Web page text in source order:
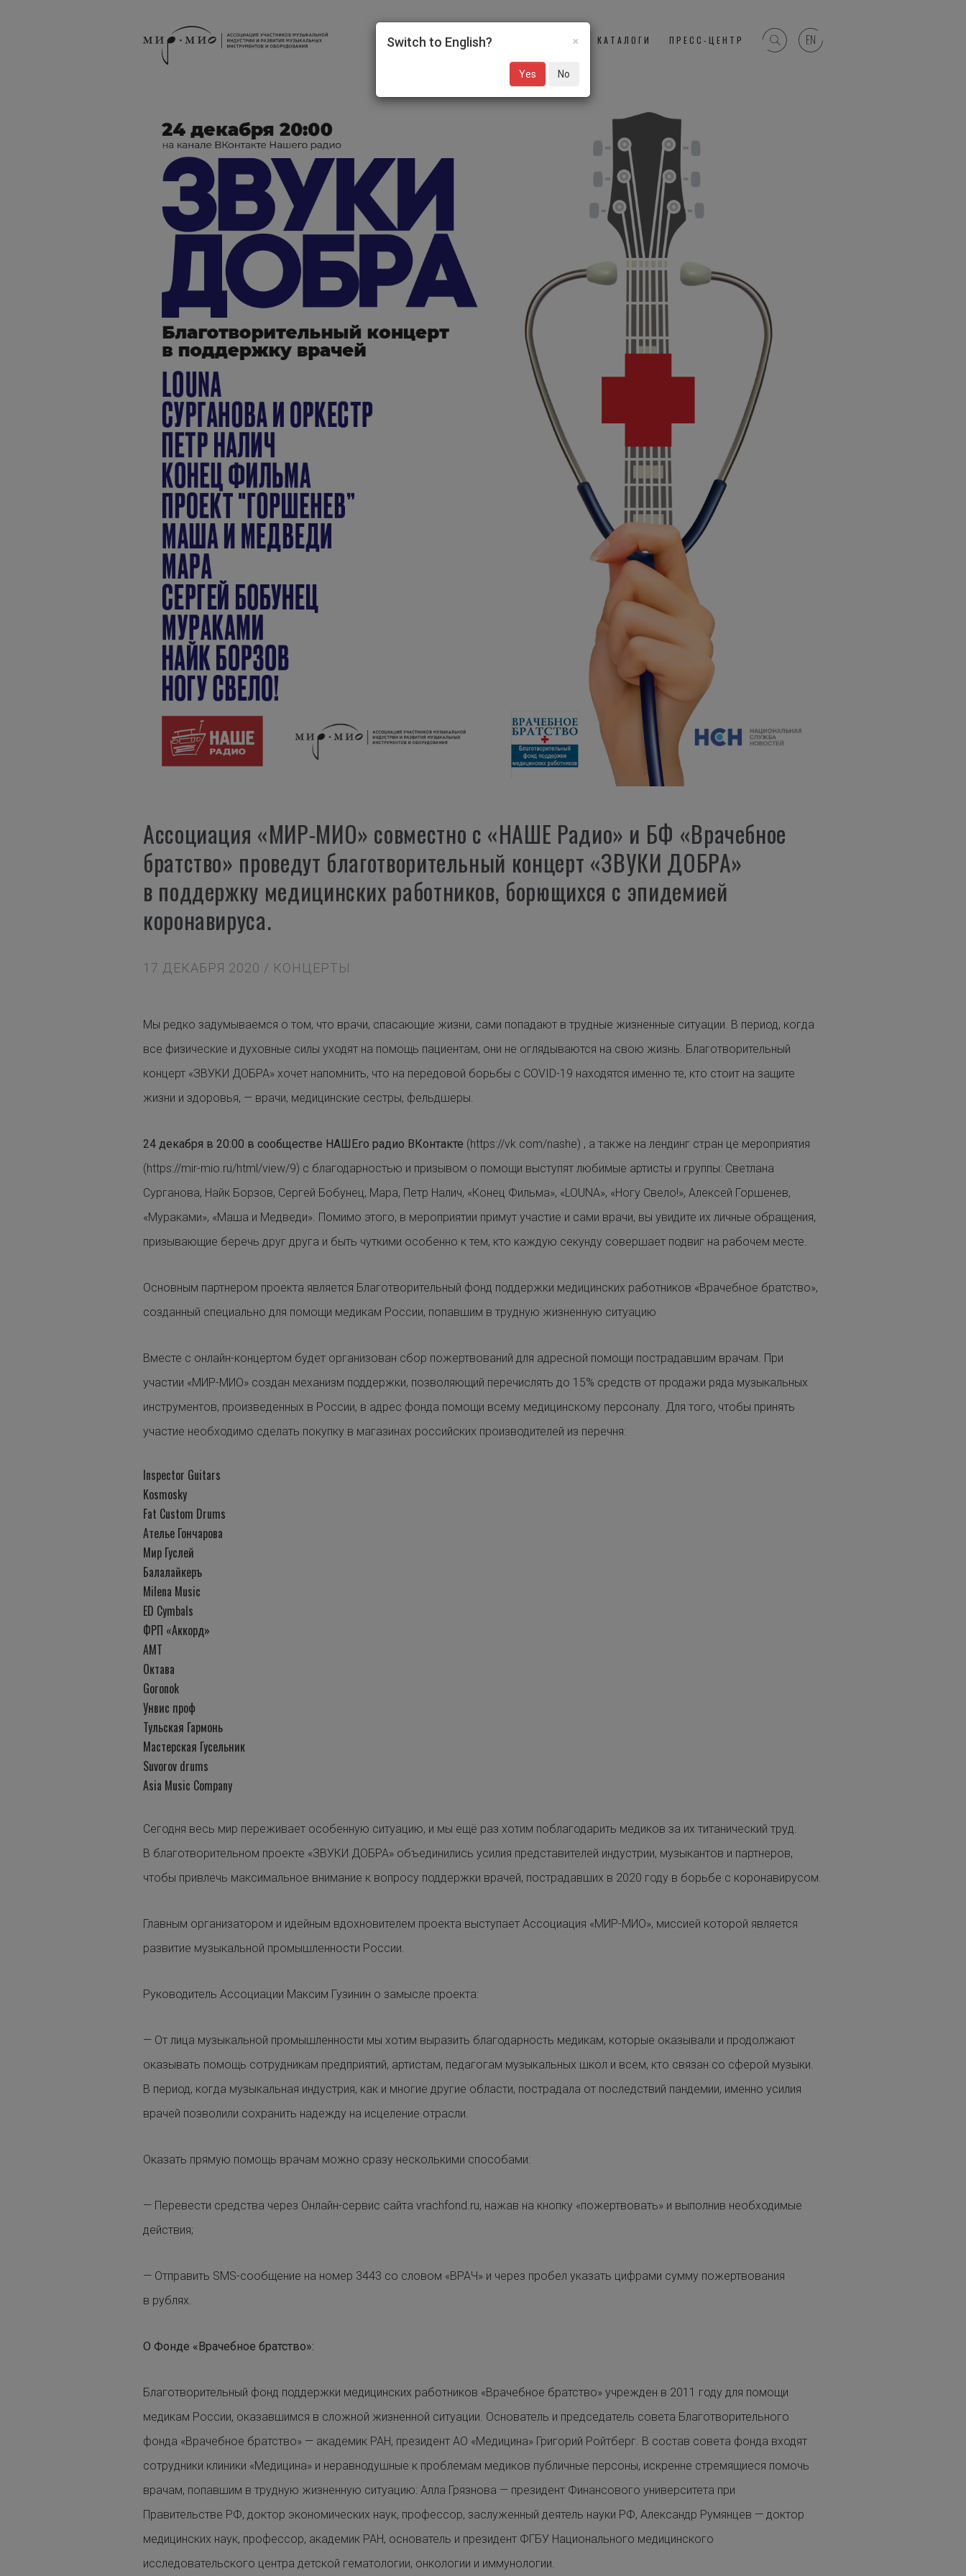
О НАС УЧАСТНИКИ КАТАЛОГИ ПРЕСС-ЦЕНТР
Ассоциация «МИР-МИО» совместно с «НАШЕ Радио» и БФ «Врачебное
братство» проведут благотворительный концерт «ЗВУКИ ДОБРА»
в поддержку медицинских работников, борющихся с эпидемией
коронавируса.
17 ДЕКАБРЯ 2020 / КОНЦЕРТЫ
Мы редко задумываемся о том, что врачи, спасающие жизни, сами попадают в трудные жизненные ситуации. В период, когда
все физические и духовные силы уходят на помощь пациентам, они не оглядываются на свою жизнь. Благотворительный
концерт «ЗВУКИ ДОБРА» хочет напомнить, что на передовой борьбы с COVID-19 находятся именно те, кто стоит на защите
жизни и здоровья, — врачи, медицинские сестры, фельдшеры.
24 декабря в 20:00 в сообществе НАШЕго радио ВКонтакте (https://vk.com/nashe) , а также на лендинг стран це мероприятия
(https://mir-mio.ru/html/view/9) с благодарностью и призывом о помощи выступят любимые артисты и группы: Светлана
Сурганова, Найк Борзов, Сергей Бобунец, Мара, Петр Налич, «Конец Фильма», «LOUNA», «Ногу Свело!», Алексей Горшенев,
«Мураками», «Маша и Медведи». Помимо этого, в мероприятии примут участие и сами врачи, вы увидите их личные обращения,
призывающие беречь друг друга и быть чуткими особенно к тем, кто каждую секунду совершает подвиг на рабочем месте.
Основным партнером проекта является Благотворительный фонд поддержки медицинских работников «Врачебное братство»,
созданный специально для помощи медикам России, попавшим в трудную жизненную ситуацию
Вместе с онлайн-концертом будет организован сбор пожертвований для адресной помощи пострадавшим врачам. При
участии «МИР-МИО» создан механизм поддержки, позволяющий перечислять до 15% средств от продажи ряда музыкальных
инструментов, произведенных в России, в адрес фонда помощи всему медицинскому персоналу. Для того, чтобы принять
участие необходимо сделать покупку в магазинах российских производителей из перечня:
Inspector Guitars
Kosmosky
Fat Custom Drums
Ателье Гончарова
Мир Гуслей
Балалайкеръ
Milena Music
ED Cymbals
ФРП «Аккорд»
АМТ
Октава
Goronok
Унвис проф
Тульская Гармонь
Мастерская Гусельник
Suvorov drums
Asia Music Company
Сегодня весь мир переживает особенную ситуацию, и мы ещё раз хотим поблагодарить медиков за их титанический труд.
В благотворительном проекте «ЗВУКИ ДОБРА» объединились усилия представителей индустрии, музыкантов и партнеров,
чтобы привлечь максимальное внимание к вопросу поддержки врачей, пострадавших в 2020 году в борьбе с коронавирусом.
Главным организатором и идейным вдохновителем проекта выступает Ассоциация «МИР-МИО», миссией которой является
развитие музыкальной промышленности России.
Руководитель Ассоциации Максим Гузинин о замысле проекта:
— От лица музыкальной промышленности мы хотим выразить благодарность медикам, которые оказывали и продолжают
оказывать помощь сотрудникам предприятий, артистам, педагогам музыкальных школ и всем, кто связан со сферой музыки.
В период, когда музыкальная индустрия, как и многие другие области, пострадала от последствий пандемии, именно усилия
врачей позволили сохранить надежду на исцеление отрасли.
Оказать прямую помощь врачам можно сразу несколькими способами:
— Перевести средства через Онлайн-сервис сайта vrachfond.ru, нажав на кнопку «пожертвовать» и выполнив необходимые
действия;
— Отправить SMS-сообщение на номер 3443 со словом «ВРАЧ» и через пробел указать цифрами сумму пожертвования
в рублях.
О Фонде «Врачебное братство»:
Благотворительный фонд поддержки медицинских работников «Врачебное братство» учрежден в 2011 году для помощи
медикам России, оказавшимся в сложной жизненной ситуации. Основатель и председатель совета Благотворительного
фонда «Врачебное братство» — академик РАН, президент АО «Медицина» Григорий Ройтберг. В состав совета фонда входят
сотрудники клиники «Медицина» и неравнодушные к проблемам медиков публичные персоны, искренне стремящиеся помочь
врачам, попавшим в трудную жизненную ситуацию: Алла Грязнова — президент Финансового университета при
Правительстве РФ, доктор экономических наук, профессор, заслуженный деятель науки РФ, Александр Румянцев — доктор
медицинских наук, профессор, академик РАН, основатель и президент ФГБУ Национального медицинского
исследовательского центра детской гематологии, онкологии и иммунологии.
×
Switch to English?
Yes No